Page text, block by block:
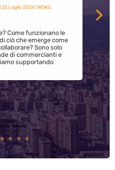
25 Luglio 2026| NEWS,
Come funzionano le
ciò che emerge come
Sono solo
di commercianti e
supportando